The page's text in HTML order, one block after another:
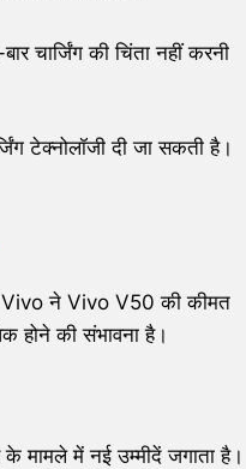
की चिंता नहीं करनी
टेक्नोलॉजी दी जा सकती है।
Vivo ने Vivo V50 की कीमत
की संभावना है।
मामले में नई उम्मीदें जगाता है।